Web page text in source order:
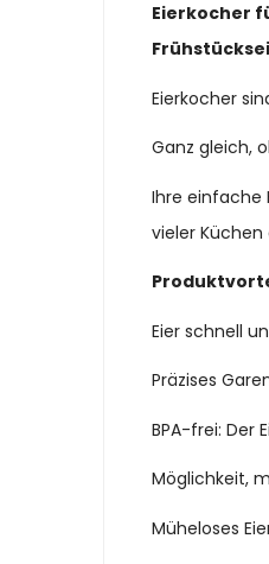
Eierkocher
Eierkocher
Ganz gleich,
Ihre einfache
vieler
Eier schnell
Präzises
BPA-frei: Der
Möglichkeit,
Müheloses